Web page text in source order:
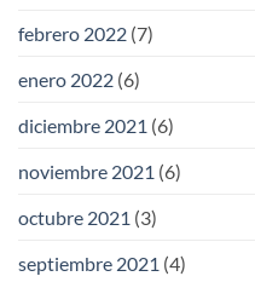
febrero 2022 (7)
enero 2022 (6)
diciembre 2021 (6)
noviembre 2021 (6)
octubre 2021 (3)
septiembre 2021 (4)